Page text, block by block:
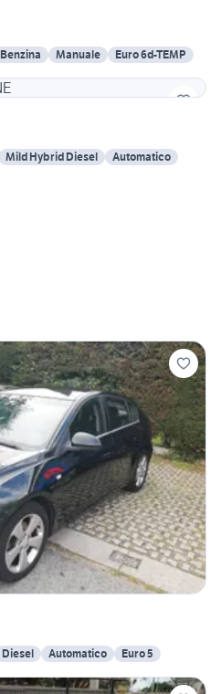
Benzina Manuale
Euro 6d-TEMP
Mild Hybrid Diesel
Automatico
Diesel Automatico Euro 5